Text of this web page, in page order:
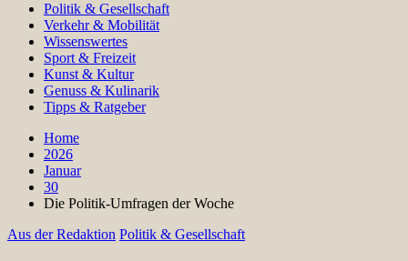
Politik & Gesellschaft
Verkehr & Mobilität
Wissenswertes
Sport & Freizeit
Kunst & Kultur
Genuss & Kulinarik
Tipps & Ratgeber
Home
2026
Januar
30
Die Politik-Umfragen der Woche
Aus der Redaktion Politik & Gesellschaft